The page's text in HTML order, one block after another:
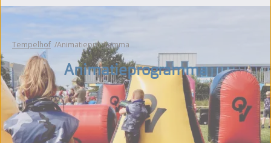
Tempelhof Animatieprogramma
Animatieprogramma